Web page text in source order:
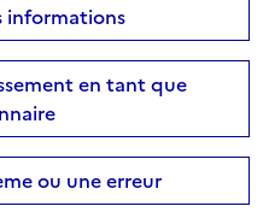
informations
en tant que
ou une erreur